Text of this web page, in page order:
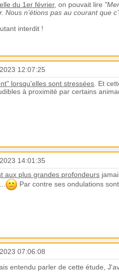
du 1er février, on pouvait lire
Nous n’étions pas au courant que
interdit !
12:07:25
lorsqu'elles sont stressées . Et
à proximité par certains
14:01:35
aux plus grandes profondeurs
Par contre ses ondulations
07:06:08
entendu parler de cette étude,